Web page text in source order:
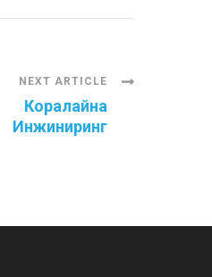
NEXT ARTICLE
Коралайна
Инжиниринг